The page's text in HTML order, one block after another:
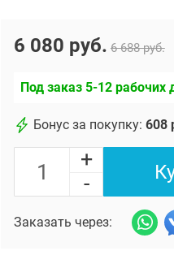
6 080 руб. 6 688 руб.
Под заказ 5-12 рабочих
Бонус за покупку: 608
+
-
Заказать через: